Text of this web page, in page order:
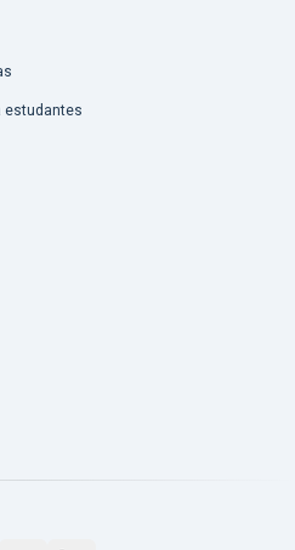
estudantes